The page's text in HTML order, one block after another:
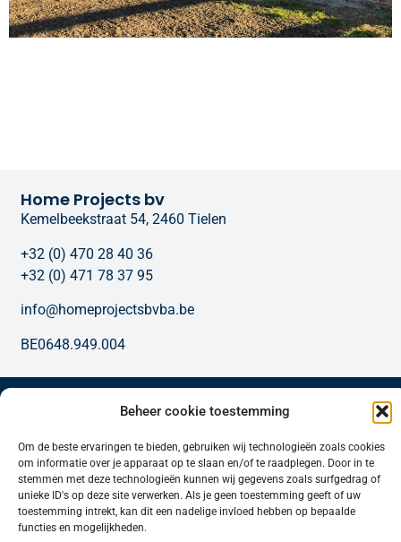
Beheer cookie toestemming
Om de beste ervaringen te bieden, gebruiken wij technologieën zoals cookies
om informatie over je apparaat op te slaan en/of te raadplegen. Door in te
stemmen met deze technologieën kunnen wij gegevens zoals surfgedrag of
unieke ID's op deze site verwerken. Als je geen toestemming geeft of uw
toestemming intrekt, kan dit een nadelige invloed hebben op bepaalde
functies en mogelijkheden.
Home Projects bv
Kemelbeekstraat 54, 2460 Tielen
+32 (0) 470 28 40 36
+32 (0) 471 78 37 95
info@homeprojectsbvba.be
BE0648.949.004
Onze diensten